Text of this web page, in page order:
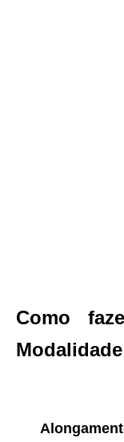
Como